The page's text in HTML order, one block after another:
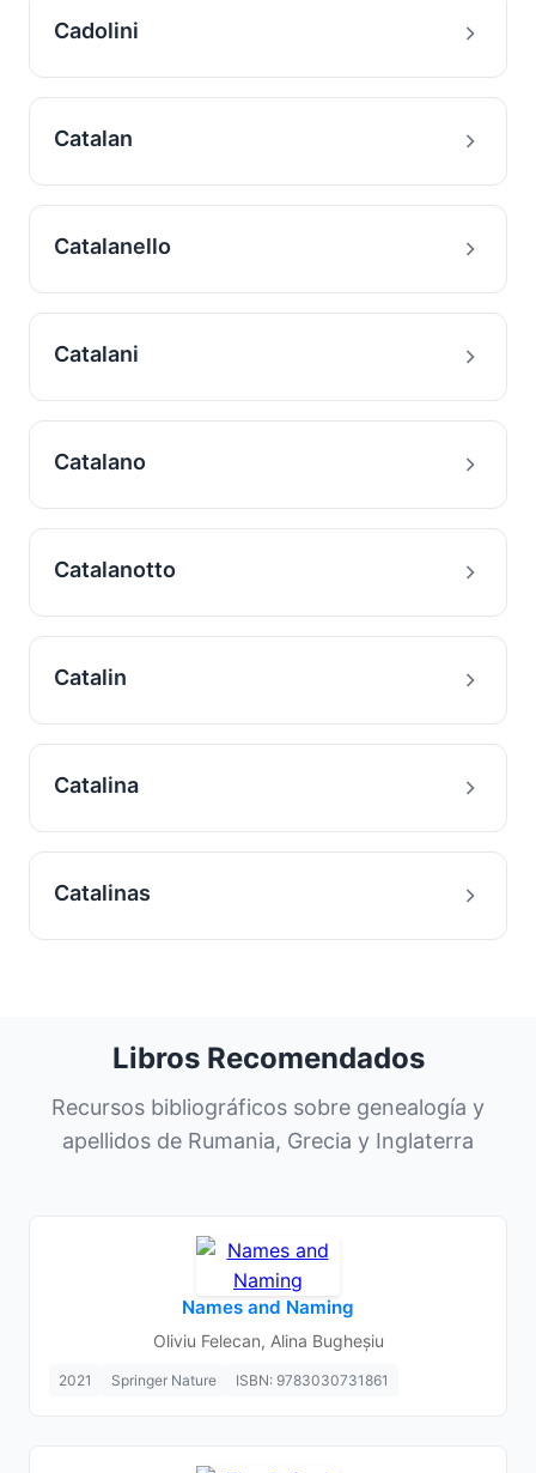
Cadolini
Catalan
Catalanello
Catalani
Catalano
Catalanotto
Catalin
Catalina
Catalinas
Libros Recomendados
Recursos bibliográficos sobre genealogía y
apellidos de Rumania, Grecia y Inglaterra
Names and Naming
Oliviu Felecan, Alina Bugheșiu
2021 Springer Nature ISBN: 9783030731861